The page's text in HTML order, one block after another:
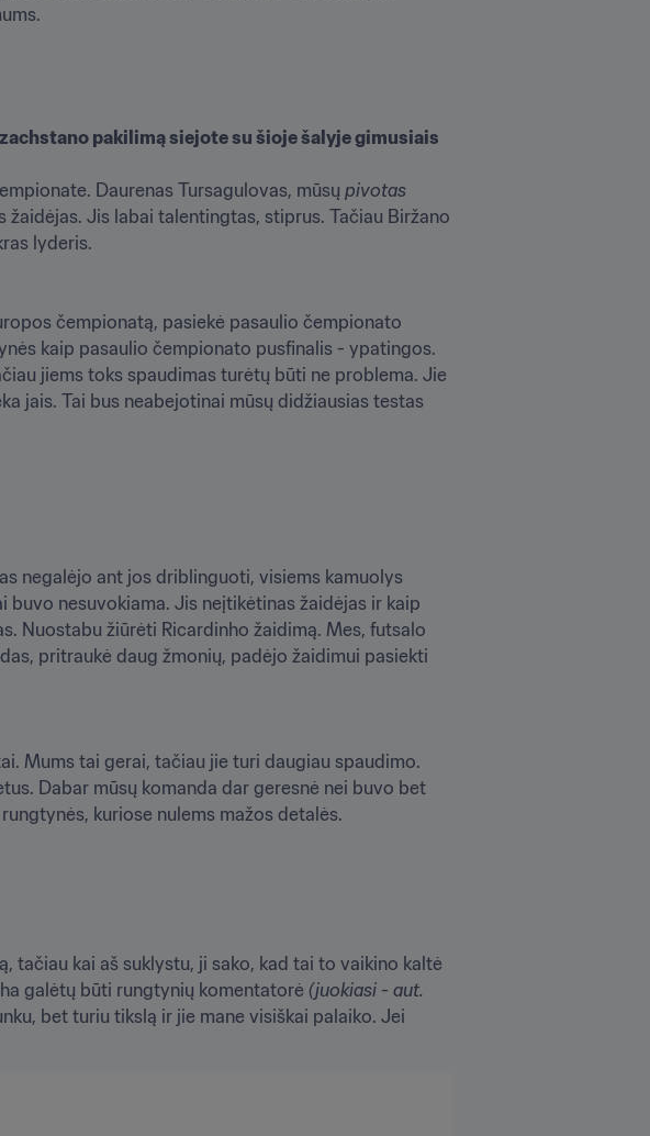
pakilimą siejote su šioje šalyje gimusiais
Daurenas Tursagulovas, mūsų pivotas
Jis labai talentingtas, stiprus. Tačiau Biržano
lyderis.
čempionatą, pasiekė pasaulio čempionato
kaip pasaulio čempionato pusfinalis - ypatingos.
jiems toks spaudimas turėtų būti ne problema. Jie
jais. Tai bus neabejotinai mūsų didžiausias testas
negalėjo ant jos driblinguoti, visiems kamuolys
nesuvokiama. Jis neįtikėtinas žaidėjas ir kaip
Nuostabu žiūrėti Ricardinho žaidimą. Mes, futsalo
pritraukė daug žmonių, padėjo žaidimui pasiekti
Mums tai gerai, tačiau jie turi daugiau spaudimo.
Dabar mūsų komanda dar geresnė nei buvo bet
kuriose nulems mažos detalės.
tačiau kai aš suklystu, ji sako, kad tai to vaikino kaltė
galėtų būti rungtynių komentatorė (juokiasi - aut.
bet turiu tikslą ir jie mane visiškai palaiko. Jei